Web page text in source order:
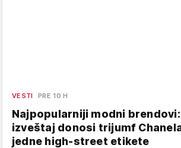
VESTI PRE 10 H
Najpopularniji modni
izveštaj donosi trijumf
jedne high-street etikete